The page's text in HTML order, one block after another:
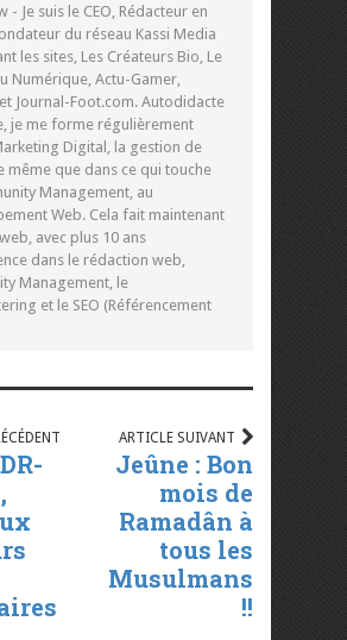
- Je suis le CEO, Rédacteur en
du réseau Kassi Media
les sites, Les Créateurs Bio, Le
Numérique, Actu-Gamer,
Journal-Foot.com. Autodidacte
je me forme régulièrement
Digital, la gestion de
même que dans ce qui touche
Management, au
Web. Cela fait maintenant
avec plus 10 ans
dans le rédaction web,
Management, le
et le SEO (Référencement
ARTICLE SUIVANT
Jeûne : Bon
mois de
Ramadân à
tous les
Musulmans
!!